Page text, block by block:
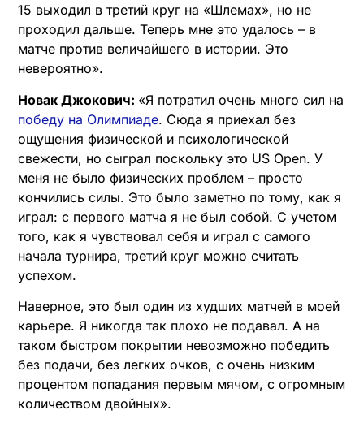
15 выходил в третий круг на «Шлемах», но не
проходил дальше. Теперь мне это удалось – в
матче против величайшего в истории. Это
невероятно».
Новак Джокович: «Я потратил очень много сил на
победу на Олимпиаде. Сюда я приехал без
ощущения физической и психологической
свежести, но сыграл поскольку это US Open. У
меня не было физических проблем – просто
кончились силы. Это было заметно по тому, как я
играл: с первого матча я не был собой. С учетом
того, как я чувствовал себя и играл с самого
начала турнира, третий круг можно считать
успехом.
Наверное, это был один из худших матчей в моей
карьере. Я никогда так плохо не подавал. А на
таком быстром покрытии невозможно победить
без подачи, без легких очков, с очень низким
процентом попадания первым мячом, с огромным
количеством двойных».